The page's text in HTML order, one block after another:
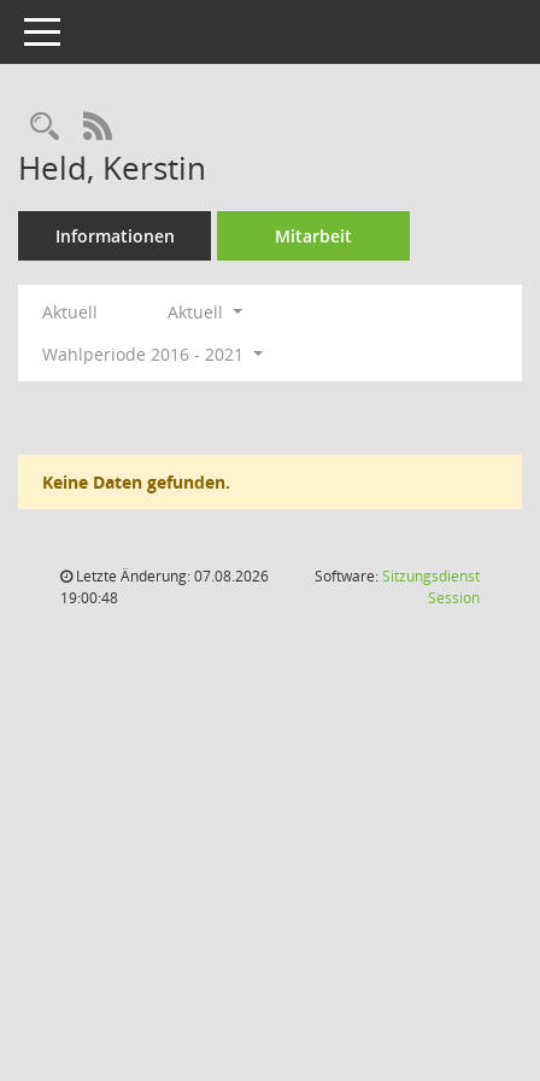
Toggle navigation
Rechercheauswahl
RSS-Feed
Held, Kerstin
Informationen Mitarbeit
Aktuell
Aktuell
Wahlperiode 2016 - 2021
Keine Daten gefunden.
Letzte Änderung: 07.08.2026
19:00:48
Software:Sitzungsdienst
Session(Wird in